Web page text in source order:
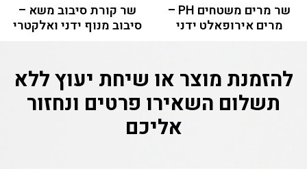
שר מרים משטחים PH –
מרים אירופאלט ידני
שר קורת סיבוב משא –
סיבוב מנוף ידני ואלקטרי
להזמנת מוצר או שיחת יעוץ ללא
תשלום השאירו פרטים ונחזור
אליכם